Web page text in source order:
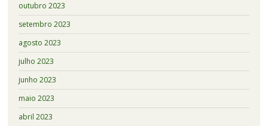
outubro 2023
setembro 2023
agosto 2023
julho 2023
junho 2023
maio 2023
abril 2023